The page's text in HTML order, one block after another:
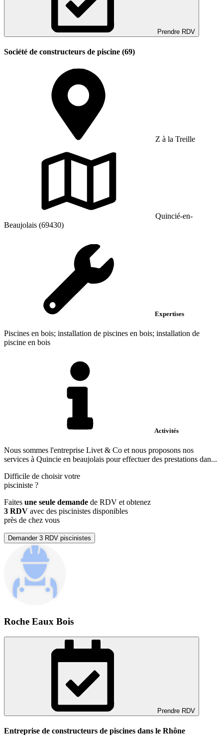
Prendre RDV
Société de constructeurs de piscine (69)
Z à la Treille
Quincié-en-
Beaujolais (69430)
Expertises
Piscines en bois; installation de piscines en bois; installation de
piscine en bois
Activités
Nous sommes l'entreprise Livet & Co et nous proposons nos
services à Quincie en beaujolais pour effectuer des prestations dan...
Difficile de choisir votre
pisciniste ?
Faites une seule demande de RDV et obtenez
3 RDV avec des piscinistes disponibles
près de chez vous
Demander 3 RDV piscinistes
Roche Eaux Bois
Prendre RDV
Entreprise de constructeurs de piscines dans le Rhône